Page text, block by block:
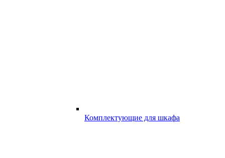
Комплектующие для шкафа